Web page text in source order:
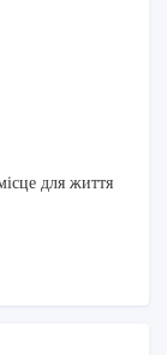
для життя